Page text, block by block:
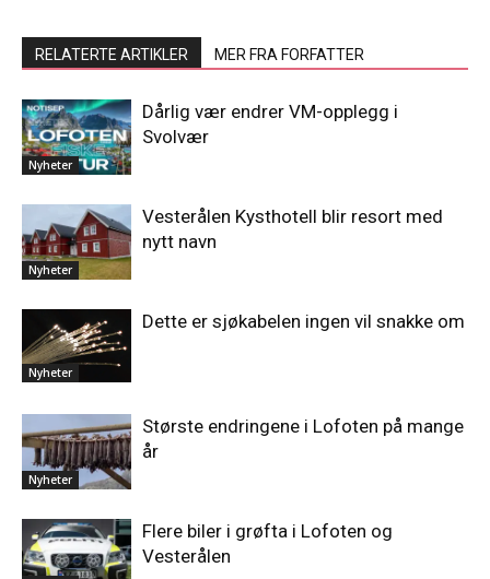
RELATERTE ARTIKLER MER FRA FORFATTER
Nyheter
Dårlig vær endrer VM-opplegg i
Svolvær
Nyheter
Vesterålen Kysthotell blir resort med
nytt navn
Nyheter
Dette er sjøkabelen ingen vil snakke om
Nyheter
Største endringene i Lofoten på mange
år
Flere biler i grøfta i Lofoten og
Vesterålen